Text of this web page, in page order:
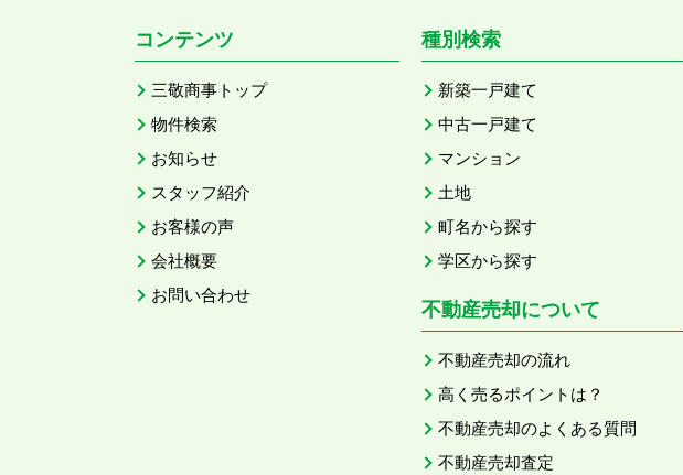
コンテンツ
三敬商事トップ
物件検索
お知らせ
スタッフ紹介
お客様の声
会社概要
お問い合わせ
種別検索
新築一戸建て
中古一戸建て
マンション
土地
町名から探す
学区から探す
不動産売却について
不動産売却の流れ
高く売るポイントは？
不動産売却のよくある質問
不動産売却査定